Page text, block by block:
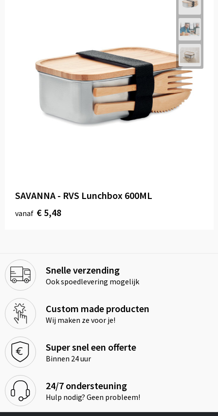
SAVANNA - RVS Lunchbox 600ML
vanaf € 5,48
Snelle verzending
Ook spoedlevering mogelijk
Custom made producten
Wij maken ze voor je!
Super snel een offerte
Binnen 24 uur
24/7 ondersteuning
Hulp nodig? Geen probleem!